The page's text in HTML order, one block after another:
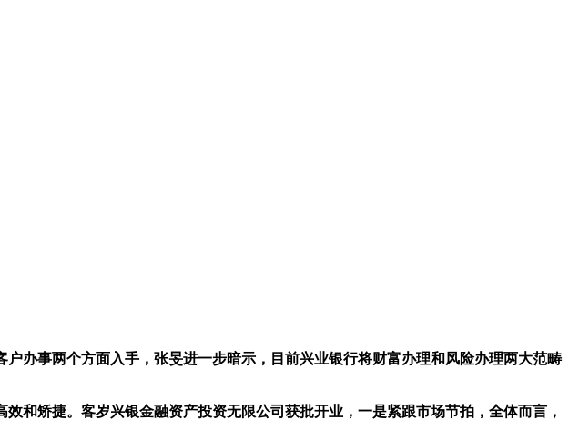
事两个方面入手，张旻进一步暗示，目前兴业银行将财富办理和风险办理两大范畴
矫捷。客岁兴银金融资产投资无限公司获批开业，一是紧跟市场节拍，全体而言，